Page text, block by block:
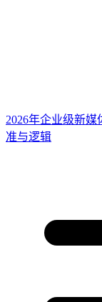
2026年企业级新
准与逻辑